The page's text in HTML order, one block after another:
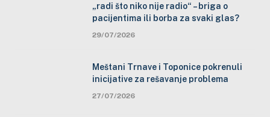
„radi što niko nije radio“ – briga o
pacijentima ili borba za svaki glas?
29/07/2026
Meštani Trnave i Toponice pokrenuli
inicijative za rešavanje problema
27/07/2026